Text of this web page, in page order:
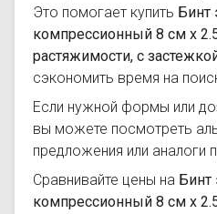
Это помогает купить Бинт
компрессионный 8 см х
растяжимости, с
сэкономить время на
Если нужной формы или
вы можете посмотреть
предложения или аналоги
Сравнивайте цены на Бинт
компрессионный 8 см х